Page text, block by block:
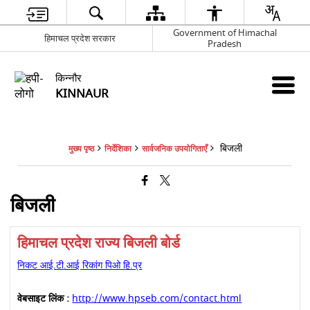
हिमाचल प्रदेश सरकार
Government of Himachal
Pradesh
किन्नौर
KINNAUR
मुख्य पृष्ठ निर्देशिका सार्वजनिक उपयोगिताएँ बिजली
बिजली
हिमाचल प्रदेश राज्य बिजली बोर्ड
निकट आई.टी.आई रिकांग पिओ हि.प्र
वेबसाइट लिंक : http://www.hpseb.com/contact.html